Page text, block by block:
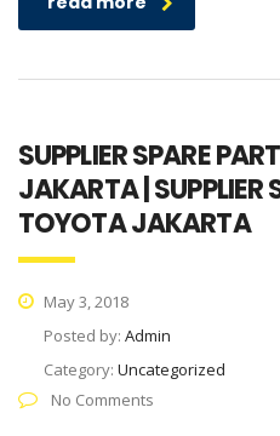
SUPPLIER SPARE
JAKARTA | SUPPLIER
TOYOTA JAKARTA
May 3, 2018
Posted by: Admin
Category: Uncategorized
No Comments